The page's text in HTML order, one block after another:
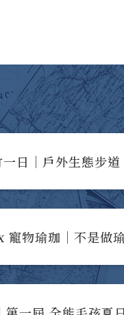
一日｜戶外生態步
物瑜珈｜不是做